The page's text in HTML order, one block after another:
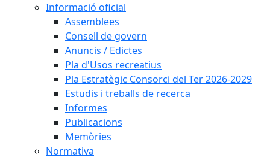
Informació oficial
Assemblees
Consell de govern
Anuncis / Edictes
Pla d'Usos recreatius
Pla Estratègic Consorci del Ter 2026-2029
Estudis i treballs de recerca
Informes
Publicacions
Memòries
Normativa